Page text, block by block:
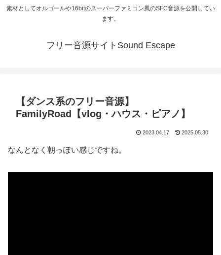
素材としてオルゴールや16bitのスーパーファミコン風のSFC音源を公開してい
ます。
フリー音源サイトSound Escape
【ダンス系のフリー音源】
FamilyRoad【vlog・ハウス・ピアノ】
2023.04.17 2025.05.30
なんとなく朝っぽい感じですね。